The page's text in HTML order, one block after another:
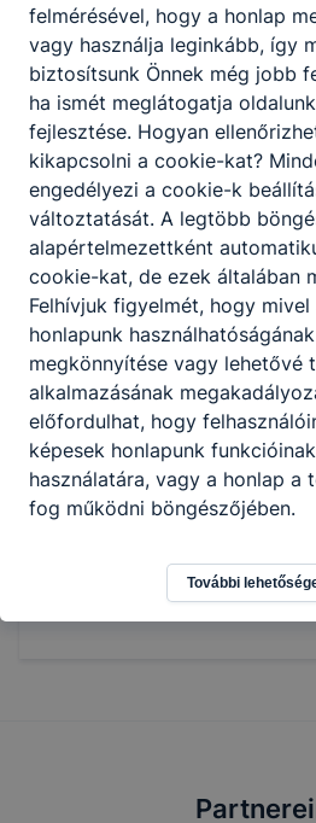
A SZAKKÉPZETTSÉGGEL
műszaki rajz alapján
gyártandó
segítségével
meghatározva az
gépeket, eszközöket
paramétereket;
alkatrészeket gyárt
(számítógép-
valamint robotizált
egyszerűbb
programot ír és
megtervezi, irányítja a
folyamatokat és
beavatkozik.
felmérésével, hogy a honlap
vagy használja leginkább, így
biztosítsunk Önnek még jobb
ha ismét meglátogatja
fejlesztése. Hogyan
kikapcsolni a cookie-kat?
engedélyezi a cookie-k
változtatását. A legtöbb
alapértelmezettként
cookie-kat, de ezek általában
Felhívjuk figyelmét, hogy
honlapunk
megkönnyítése vagy lehetővé
alkalmazásának
előfordulhat, hogy
képesek honlapunk
használatára, vagy a honlap a
fog működni böngészőjében.
További